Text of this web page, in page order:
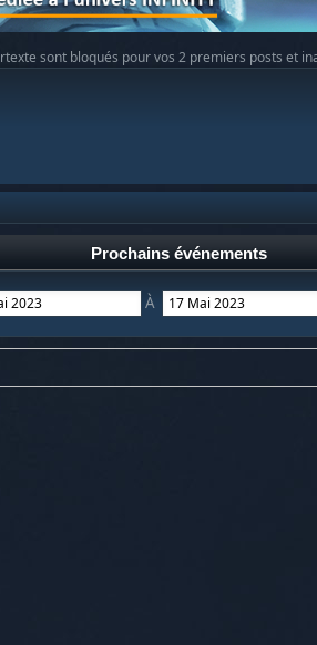
sont bloqués pour vos 2 premiers posts et
Prochains événements
À